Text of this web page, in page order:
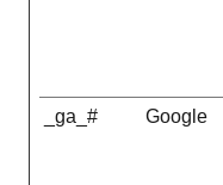
_ga_# Google